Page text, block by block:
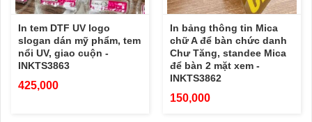
In tem DTF UV logo
slogan dán mỹ phẩm, tem
nổi UV, giao cuộn -
INKTS3863
425,000
In bảng thông tin Mica
chữ A để bàn chức danh
Chư Tăng, standee Mica
để bàn 2 mặt xem -
INKTS3862
150,000